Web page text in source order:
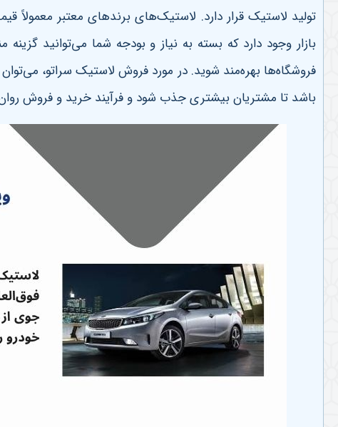
تولید لاستیک قرار دارد. لاستیک‌های برندهای معتبر معمولاً
بازار وجود دارد که بسته به نیاز و بودجه شما می‌توانید
فروشگاه‌ها بهره‌مند شوید. در مورد فروش لاستیک سراتو،
باشد تا مشتریان بیشتری جذب شود و فرآیند خرید و فروش